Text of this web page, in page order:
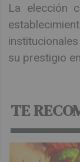
La elección
su prestigio
TE